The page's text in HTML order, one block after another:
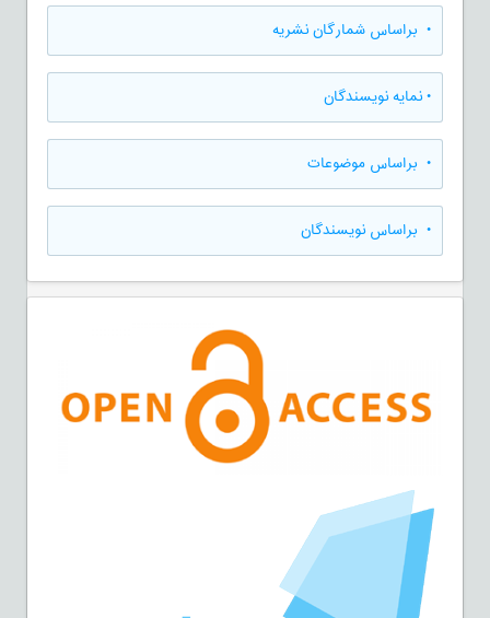
• براساس شمارگان نشریه
•نمایه نویسندگان
• براساس موضوعات
• براساس نویسندگان